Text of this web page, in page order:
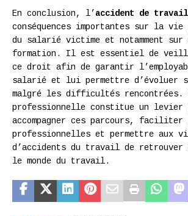
En conclusion, l’ accident de travail
conséquences importantes sur la
du salarié victime et notamment
formation. Il est essentiel de
ce droit afin de garantir
salarié et lui permettre d’évoluer
malgré les difficultés rencontrées.
professionnelle constitue un levier
accompagner ces parcours,
professionnelles et permettre aux
d’accidents du travail de retrouver
le monde du travail.